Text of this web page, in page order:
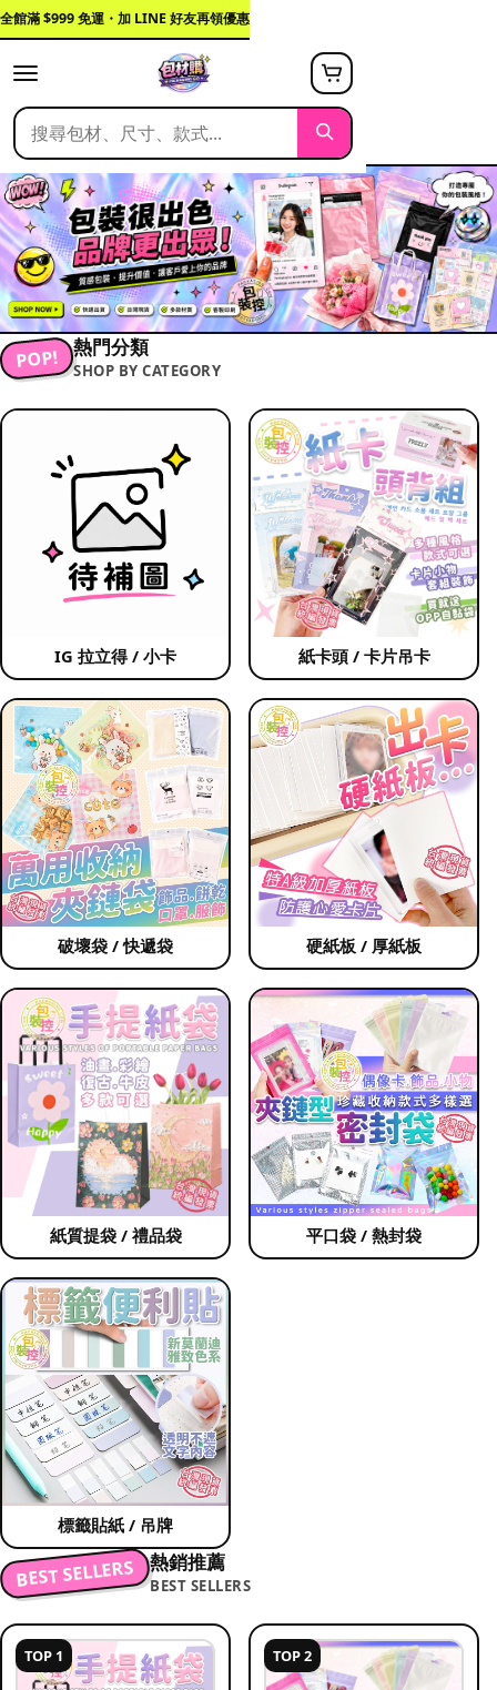
全館滿 $999 免運・加 LINE 好友再領優惠
POP! 熱門分類
SHOP BY CATEGORY
IG 拉立得 / 小卡 紙卡頭 / 卡片吊卡
破壞袋 / 快遞袋 硬紙板 / 厚紙板
紙質提袋 / 禮品袋 平口袋 / 熱封袋
標籤貼紙 / 吊牌
BEST SELLERS 熱銷推薦
BEST SELLERS
TOP 1 TOP 2